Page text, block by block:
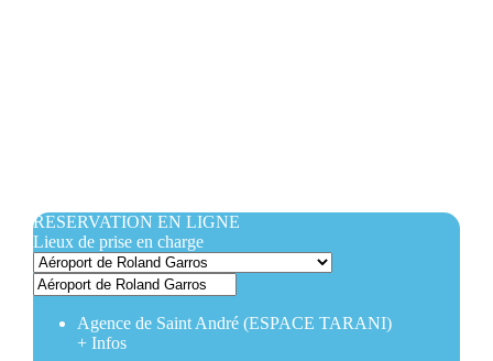
RESERVATION EN LIGNE
Lieux de prise en charge
Agence de Saint André (ESPACE TARANI)
+Infos